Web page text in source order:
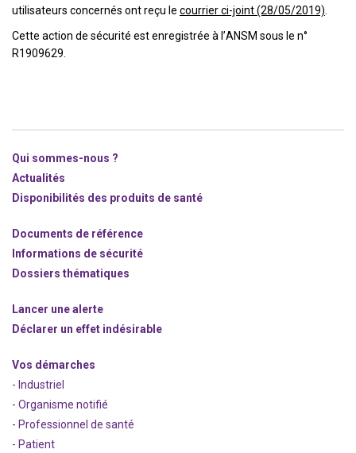
utilisateurs concernés ont reçu le courrier ci-joint (28/05/2019)
Cette action de sécurité est enregistrée à l’ANSM sous le n°
R1909629.
Qui sommes-nous ?
Actualités
Disponibilités des produits de santé
Documents de référence
Informations de sécurité
Dossiers thématiques
Lancer une alerte
Déclarer un effet indésirable
Vos démarches
- Industriel
- Organisme notifié
- Professionnel de santé
- Patient